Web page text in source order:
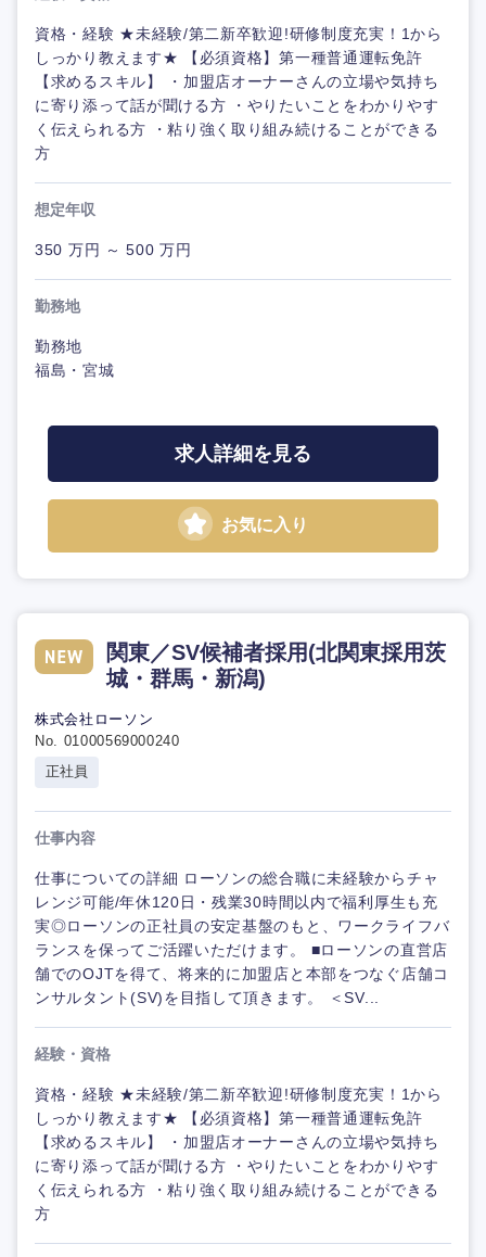
資格・経験 ★未経験/第二新卒歓迎!研修制度充実！1から
しっかり教えます★ 【必須資格】第一種普通運転免許
【求めるスキル】 ・加盟店オーナーさんの立場や気持ち
に寄り添って話が聞ける方 ・やりたいことをわかりやす
く伝えられる方 ・粘り強く取り組み続けることができる
方
想定年収
350 万円 ～ 500 万円
勤務地
勤務地
福島・宮城
求人詳細を見る
お気に入り
関東／SV候補者採用(北関東採用茨
城・群馬・新潟)
株式会社ローソン
No. 01000569000240
正社員
仕事内容
仕事についての詳細 ローソンの総合職に未経験からチャ
レンジ可能/年休120日・残業30時間以内で福利厚生も充
実◎ローソンの正社員の安定基盤のもと、ワークライフバ
ランスを保ってご活躍いただけます。 ■ローソンの直営店
舗でのOJTを得て、将来的に加盟店と本部をつなぐ店舗コ
ンサルタント(SV)を目指して頂きます。 ＜SV...
経験・資格
資格・経験 ★未経験/第二新卒歓迎!研修制度充実！1から
しっかり教えます★ 【必須資格】第一種普通運転免許
【求めるスキル】 ・加盟店オーナーさんの立場や気持ち
に寄り添って話が聞ける方 ・やりたいことをわかりやす
く伝えられる方 ・粘り強く取り組み続けることができる
方